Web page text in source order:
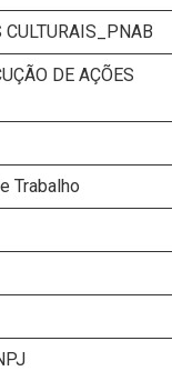
CULTURAIS_PNAB
DE AÇÕES
Trabalho